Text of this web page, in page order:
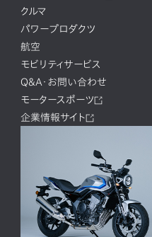
クルマ
パワープロダクツ
航空
モビリティサービス
Q&A・お問い合わせ
モータースポーツ
企業情報サイト